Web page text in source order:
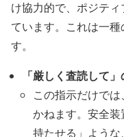
け協力的で、ポジテ
ています。これは一
す。
「厳しく査読して
この指示だけで
かねます。安全
持たせる」よう